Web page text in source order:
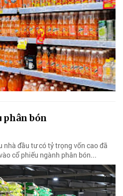
phân bón
nhà đầu tư có tỷ trọng vốn cao đã
cổ phiếu ngành phân bón...